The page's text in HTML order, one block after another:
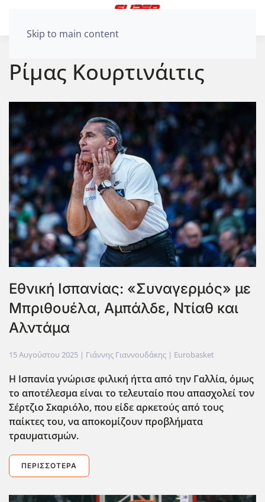
Skip to main content
Ρίμας Κουρτινάιτις
Εθνική Ισπανίας: «Συναγερμός» με
Μπριθουέλα, Αμπάλδε, Ντίαθ και
Αλντάμα
15 Αυγούστου 2025 | Γιάννης Γιαννουδάκης | Eurobasket
Η Ισπανία γνώρισε φιλική ήττα από την Γαλλία, όμως
το αποτέλεσμα είναι το τελευταίο που απασχολεί τον
Σέρτζιο Σκαριόλο, που είδε αρκετούς από τους
παίκτες του, να αποκομίζουν προβλήματα
τραυματισμών.
ΠΕΡΙΣΣΌΤΕΡΑ